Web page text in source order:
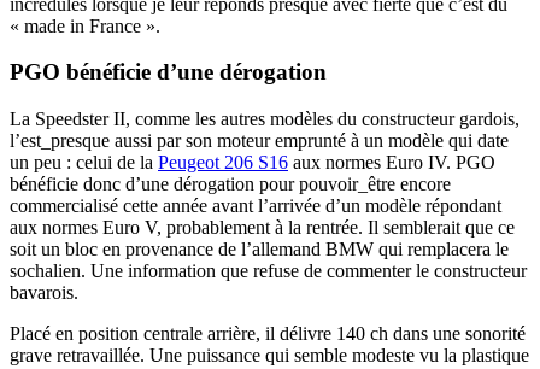
« made in France ».
PGO bénéficie d’une dérogation
La Speedster II, comme les autres modèles du constructeur gardois,
l’est_presque aussi par son moteur emprunté à un modèle qui date
un peu : celui de la Peugeot 206 S16 aux normes Euro IV. PGO
bénéficie donc d’une dérogation pour pouvoir_être encore
commercialisé cette année avant l’arrivée d’un modèle répondant
aux normes Euro V, probablement à la rentrée. Il semblerait que ce
soit un bloc en provenance de l’allemand BMW qui remplacera le
sochalien. Une information que refuse de commenter le constructeur
bavarois.
Placé en position centrale arrière, il délivre 140 ch dans une sonorité
grave retravaillée. Une puissance qui semble modeste vu la plastique